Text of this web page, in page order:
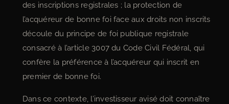
des inscriptions registrales ; la protection de
l’acquéreur de bonne foi face aux droits non inscrits
découle du principe de foi publique registrale
consacré à l’article 3007 du Code Civil Fédéral, qui
confère la préférence à l’acquéreur qui inscrit en
premier de bonne foi.
Dans ce contexte, l’investisseur avisé doit connaître